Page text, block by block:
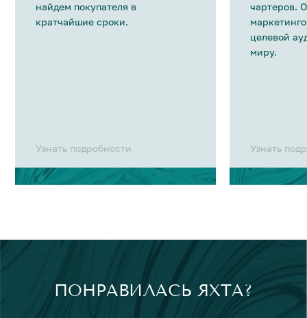
найдем покупателя в
кратчайшие сроки.
Узнать подробности
чартеров.
целевой
миру.
Узнать
ПОНРАВИЛАСЬ ЯХТА?